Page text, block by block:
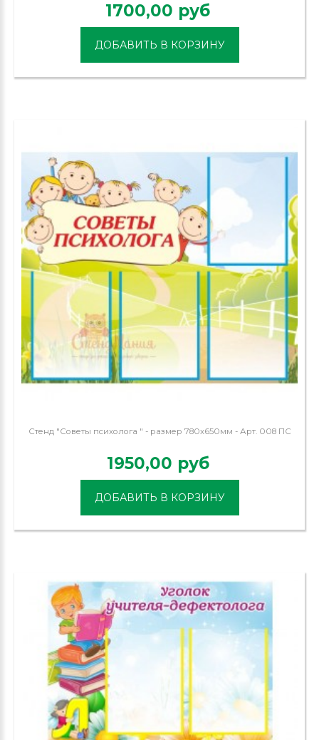
1700,00 руб
ДОБАВИТЬ В КОРЗИНУ
Стенд "Советы психолога " - размер 780х650мм - Арт. 008 ПС
1950,00 руб
ДОБАВИТЬ В КОРЗИНУ